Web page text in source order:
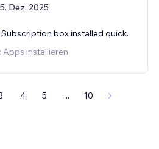
5. Dez. 2025
box installed quick.
installieren
4 5 ... 10